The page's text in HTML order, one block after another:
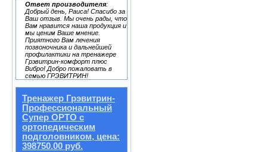
Ответ производителя:
Добрый день, Раиса! Спасибо за
Ваш отзыв. Мы очень рады, что
Вам нравится наша продукция и
мы ценим Ваше мнение.
Приятного Вам лечения
позвоночника и дальнейшей
профилактики на тренажере
Грэвитрин-комфорт плюс
Вибро! Добро пожаловать в
семью ГРЭВИТРИН!
Тренажер Грэвитрин-
Профессиональный
Супер ОРТО с
ортопедическим
подголовником, цена:
398750.00 руб.